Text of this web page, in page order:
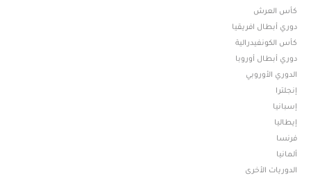
كأس العرش
دوري أبطال افريقيا
كأس الكونفيدرالية
دوري أبطال أوروبا
الدوري الأوروبي
إنجلترا
إسبانيا
إيطاليا
فرنسا
ألمانيا
الدوريات الأخرى